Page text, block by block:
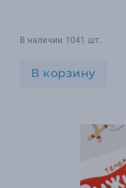
В наличии 1041 шт.
В корзину